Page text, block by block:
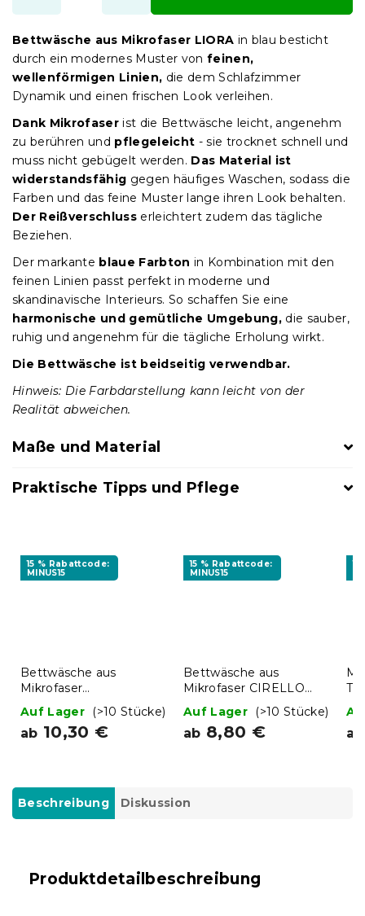
Bettwäsche aus Mikrofaser LIORA in blau besticht
durch ein modernes Muster von feinen,
wellenförmigen Linien, die dem Schlafzimmer
Dynamik und einen frischen Look verleihen.
Dank Mikrofaser ist die Bettwäsche leicht, angenehm
zu berühren und pflegeleicht - sie trocknet schnell und
muss nicht gebügelt werden. Das Material ist
widerstandsfähig gegen häufiges Waschen, sodass die
Farben und das feine Muster lange ihren Look behalten.
Der Reißverschluss erleichtert zudem das tägliche
Beziehen.
Der markante blaue Farbton in Kombination mit den
feinen Linien passt perfekt in moderne und
skandinavische Interieurs. So schaffen Sie eine
harmonische und gemütliche Umgebung, die sauber,
ruhig und angenehm für die tägliche Erholung wirkt.
Die Bettwäsche ist beidseitig verwendbar.
Hinweis: Die Farbdarstellung kann leicht von der
Realität abweichen.
Maße und Material
Praktische Tipps und Pflege
15 % Rabattcode:
MINUS15
Bettwäsche aus
Mikrofaser
MONOCHROMATIC
grau
Auf Lager (>10 Stücke)
ab 10,30 €
15 % Rabattcode:
MINUS15
Bettwäsche aus
Mikrofaser CIRELLO
braun-grau
Auf Lager (>10 Stücke)
ab 8,80 € ab
Beschreibung Diskussion
Produktdetailbeschreibung